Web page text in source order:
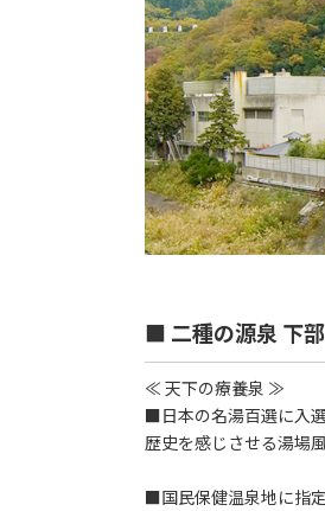
■ 二種の源泉 下
≪ 天下の療養泉 ≫
■日本の名湯百選に入
歴史を感じさせる湯場
■国民保健温泉地に指定